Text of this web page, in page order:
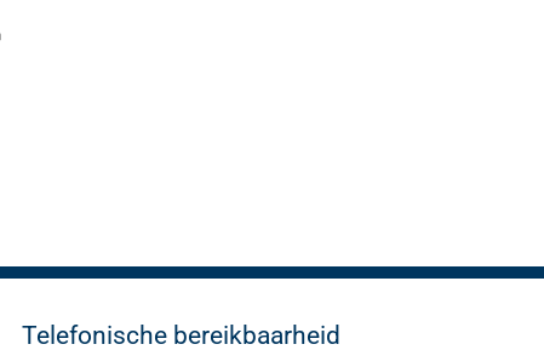
Telefonische bereikbaarheid